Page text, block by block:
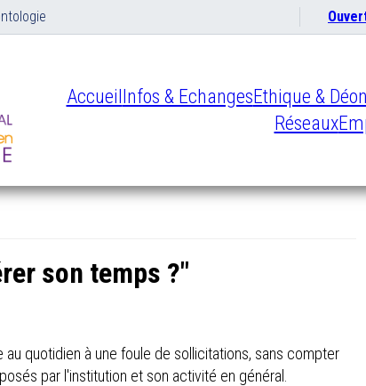
AccueilInfos & EchangesEthique &
Réseaux
son temps ?"
quotidien à une foule de sollicitations, sans compter
par l'institution et son activité en général.